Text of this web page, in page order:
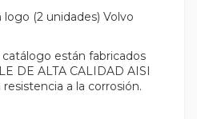
(2 unidades) Volvo
están fabricados
DE ALTA CALIDAD AISI
a la corrosión.